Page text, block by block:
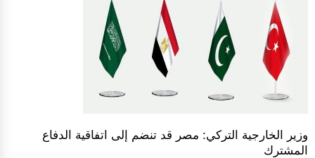
وزير الخارجية التركي: مصر قد تنضم إلى اتفاقية الدفاع
المشترك